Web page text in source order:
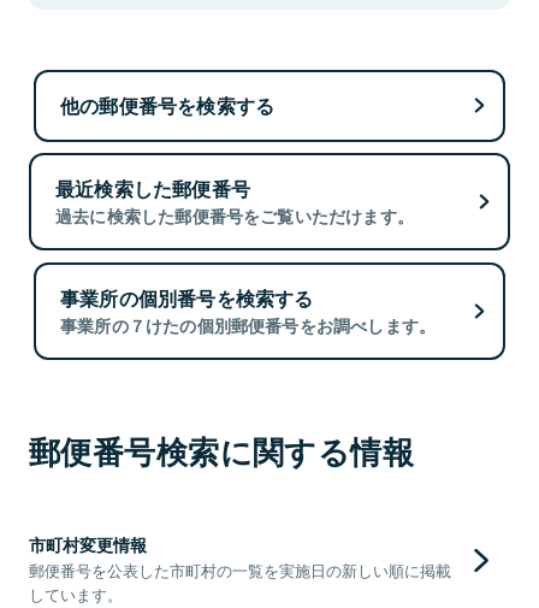
他の郵便番号を検索する
最近検索した郵便番号
過去に検索した郵便番号をご覧いただけます。
事業所の個別番号を検索する
事業所の７けたの個別郵便番号をお調べします。
郵便番号検索に関する情報
市町村変更情報
郵便番号を公表した市町村の一覧を実施日の新しい順に掲載
しています。